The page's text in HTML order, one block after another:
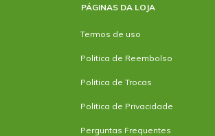
PÁGINAS DA LOJA
Termos de uso
Politica de Reembolso
Politica de Trocas
Politica de Privacidade
Perguntas Frequentes